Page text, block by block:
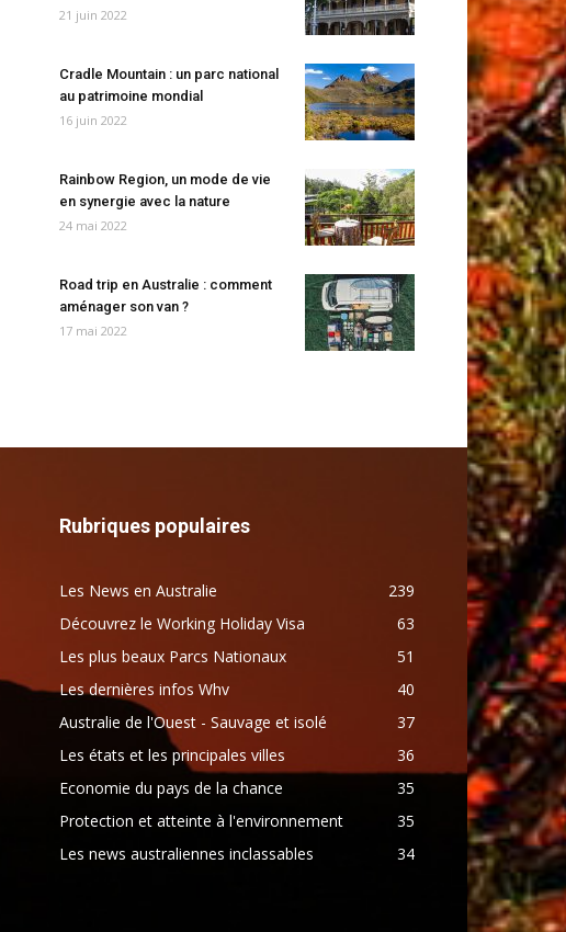
21 juin 2022
Cradle Mountain : un parc national
au patrimoine mondial
16 juin 2022
Rainbow Region, un mode de vie
en synergie avec la nature
24 mai 2022
Road trip en Australie : comment
aménager son van ?
17 mai 2022
Rubriques populaires
Les News en Australie
239
Découvrez le Working Holiday Visa
63
Les plus beaux Parcs Nationaux
51
Les dernières infos Whv
40
Australie de l'Ouest - Sauvage et isolé
37
Les états et les principales villes
36
Economie du pays de la chance
35
Protection et atteinte à l'environnement
35
Les news australiennes inclassables
34